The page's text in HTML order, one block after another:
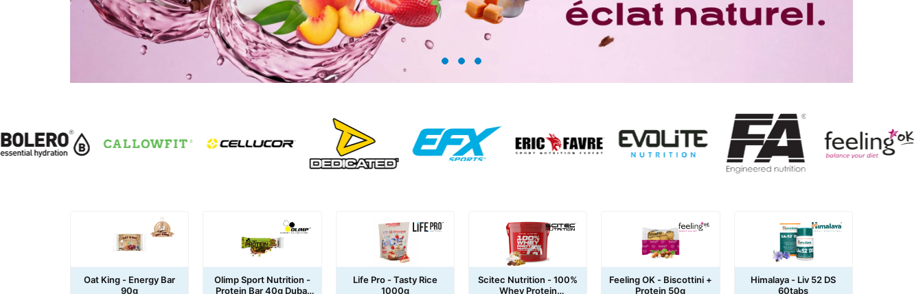
Oat King - Energy Bar
90g
Olimp Sport Nutrition -
Protein Bar 40g Dubai
Life Pro - Tasty Rice
1000g
Scitec Nutrition - 100%
Whey Protein
Feeling OK - Biscottini +
Protein 50g
Himalaya - Liv 52 DS
60tabs